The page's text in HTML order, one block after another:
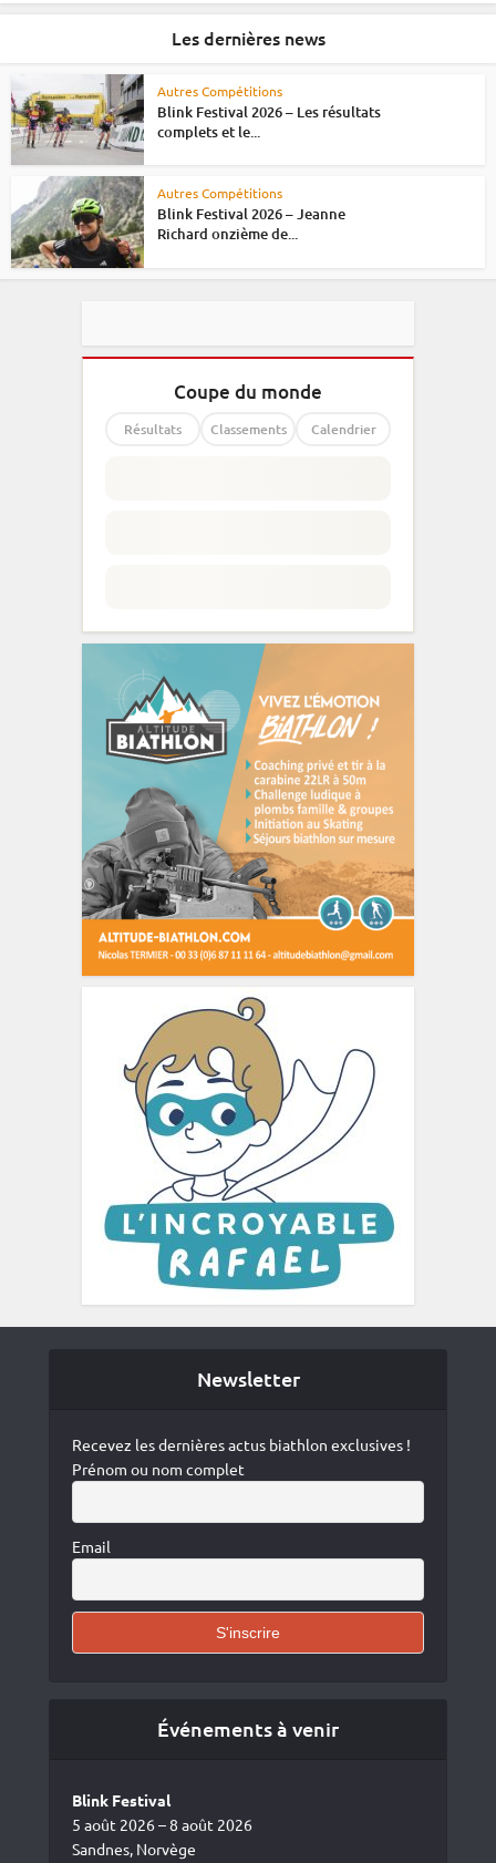
Les dernières news
Autres Compétitions
Blink Festival 2026 – Les résultats
complets et le...
Autres Compétitions
Blink Festival 2026 – Jeanne
Richard onzième de...
Coupe du monde
Résultats Classements Calendrier
Newsletter
Recevez les dernières actus biathlon exclusives !
Prénom ou nom complet
Email
Événements à venir
Blink Festival
5 août 2026 – 8 août 2026
Sandnes, Norvège